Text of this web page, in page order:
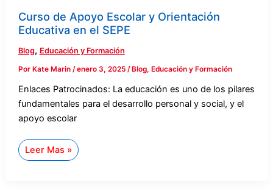
Curso de Apoyo Escolar y Orientación
Educativa en el SEPE
Blog, Educación y Formación
Por Kate Marin /enero 3, 2025 / Blog, Educación y Formación
Enlaces Patrocinados: La educación es uno de los pilares
fundamentales para el desarrollo personal y social, y el
apoyo escolar
Leer Mas »